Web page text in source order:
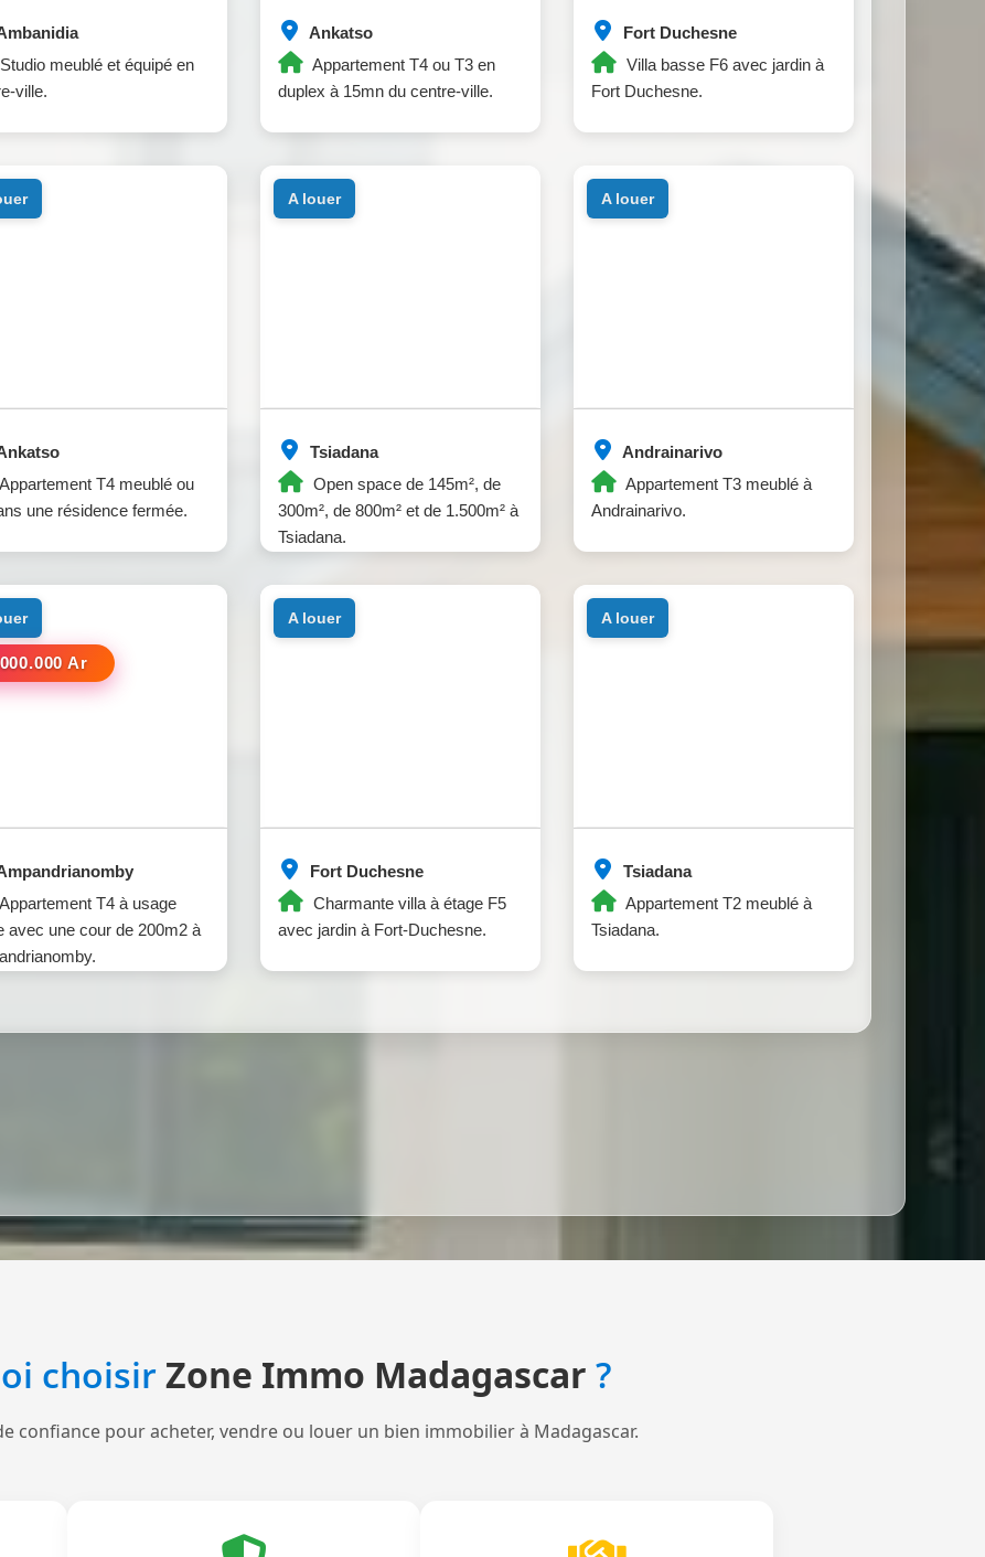
Studio meublé et équipé en
ville.
Ankatso
Appartement T4 ou T3 en
duplex à 15mn du centre-ville.
Fort Duchesne
Villa basse F6 avec jardin à
Fort Duchesne.
Appartement T4 meublé ou
une résidence fermée.
Tsiadana
Open space de 145m², de
300m², de 800m² et de 1.500m² à
Tsiadana.
a louer
Andrainarivo
Appartement T3 meublé à
Andrainarivo.
a louer
Appartement T4 à usage
avec une cour de 200m2 à
Ar
Fort Duchesne
Charmante villa à étage F5
avec jardin à Fort-Duchesne.
a louer
Tsiadana
Appartement T2 meublé à
Tsiadana.
a louer
choisirZone Immo Madagascar ?
confiance pour acheter, vendre ou louer un bien immobilier à Madagascar.